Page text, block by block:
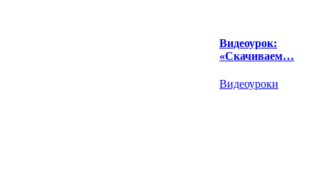
Видеоурок:
«Скачиваем…
Видеоуроки